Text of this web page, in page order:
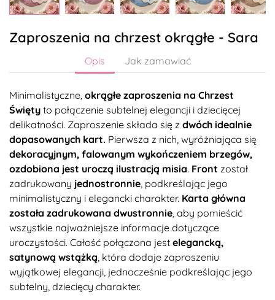
Zaproszenia na chrzest okrągłe - Sara
Opis Jak zamawiać
Minimalistyczne, okrągłe zaproszenia na Chrzest
Święty to połączenie subtelnej elegancji i dziecięcej
delikatności. Zaproszenie składa się z dwóch idealnie
dopasowanych kart. Pierwsza z nich, wyróżniająca się
dekoracyjnym, falowanym wykończeniem brzegów,
ozdobiona jest uroczą ilustracją misia. Front został
zadrukowany jednostronnie , podkreślając jego
minimalistyczny i elegancki charakter. Karta główna
została zadrukowana dwustronnie , aby pomieścić
wszystkie najważniejsze informacje dotyczące
uroczystości. Całość połączona jest elegancką,
satynową wstążką , która dodaje zaproszeniu
wyjątkowej elegancji, jednocześnie podkreślając jego
subtelny, dziecięcy charakter.